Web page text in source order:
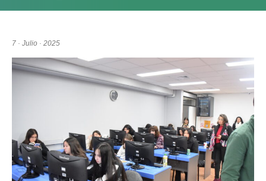
7 · Julio · 2025